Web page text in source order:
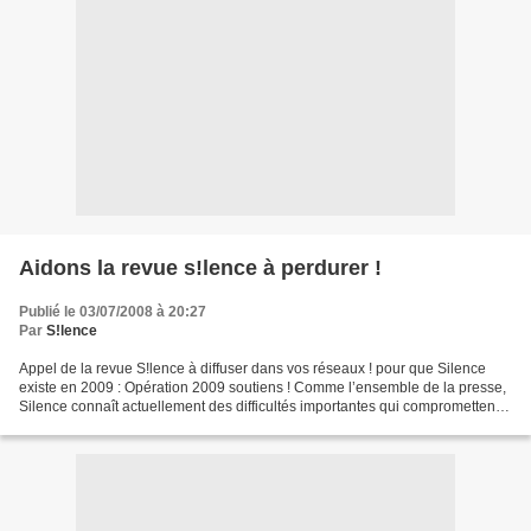
Aidons la revue s!lence à perdurer !
Publié le 03/07/2008 à 20:27
Par S!lence
Appel de la revue S!lence à diffuser dans vos réseaux ! pour que Silence
existe en 2009 : Opération 2009 soutiens ! Comme l’ensemble de la presse,
Silence connaît actuellement des difficultés importantes qui compromettent